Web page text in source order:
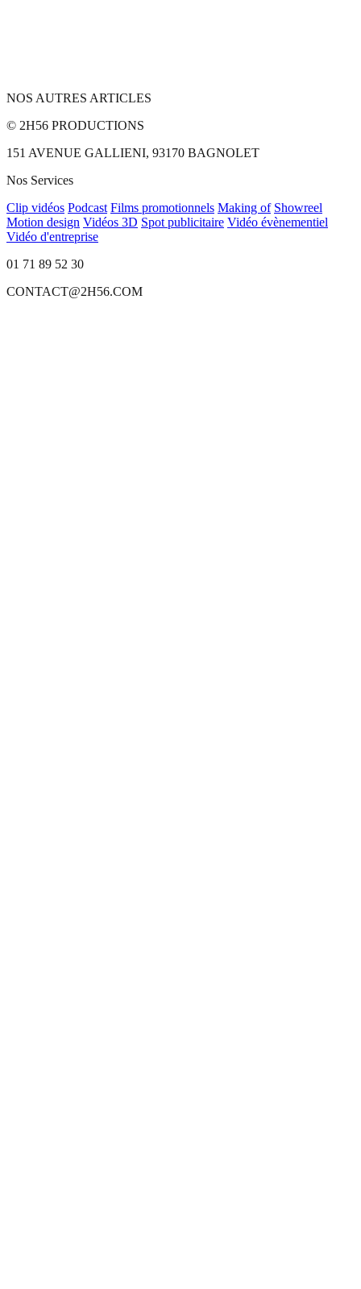
NOS AUTRES ARTICLES
© 2H56 PRODUCTIONS
151 AVENUE GALLIENI, 93170 BAGNOLET
Nos Services
Clip vidéos Podcast Films promotionnels Making of Showreel
Motion design Vidéos 3D Spot publicitaire Vidéo évènementiel
Vidéo d'entreprise
01 71 89 52 30
CONTACT@2H56.COM